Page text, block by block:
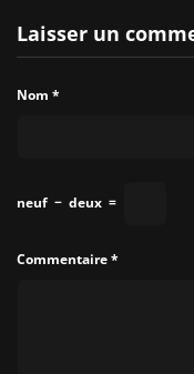
Laisser un
Nom *
neuf − deux =
Commentaire*